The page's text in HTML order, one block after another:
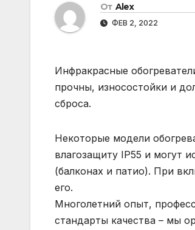
От Alex
ФЕВ 2, 2022
Инфракрасные
прочны, износостойки и
сброса.
Некоторые модели
влагозащиту IP55 и могут
(балконах и патио). При
его.
Многолетний опыт,
стандарты качества – мы